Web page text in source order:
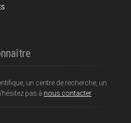
un centre de recherche, un
pas à nous contacter